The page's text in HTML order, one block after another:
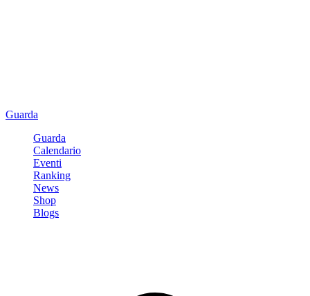
Guarda
Guarda
Calendario
Eventi
Ranking
News
Shop
Blogs